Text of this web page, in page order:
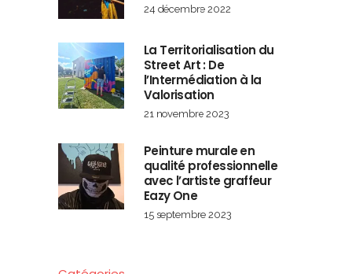
24 décembre 2022
La Territorialisation du
Street Art : De
l’Intermédiation à la
Valorisation
21 novembre 2023
Peinture murale en
qualité professionnelle
avec l’artiste graffeur
Eazy One
15 septembre 2023